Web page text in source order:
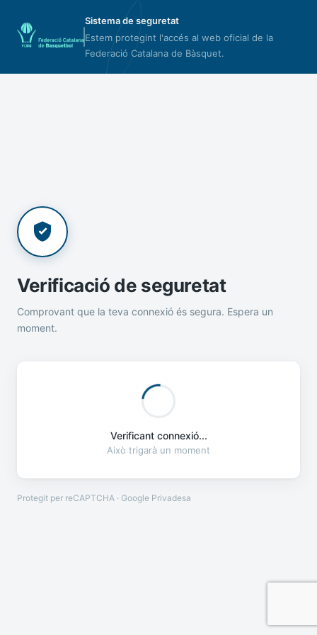
Sistema de seguretat
Estem protegint l'accés al web oficial de la
Federació Catalana de Bàsquet.
Verificació de seguretat
Comprovant que la teva connexió és segura. Espera un
moment.
Verificant connexió...
Això trigarà un moment
Protegit per reCAPTCHA · Google Privadesa